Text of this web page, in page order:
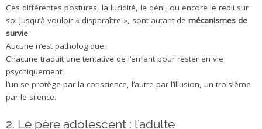
Ces différentes postures, la lucidité, le déni, ou encore le repli sur
soi jusqu’à vouloir « disparaître », sont autant de mécanismes de
survie.
Aucune n’est pathologique.
Chacune traduit une tentative de l’enfant pour rester en vie
psychiquement :
l’un se protège par la conscience, l’autre par l’illusion, un troisième
par le silence.
2. Le père adolescent : l’adulte